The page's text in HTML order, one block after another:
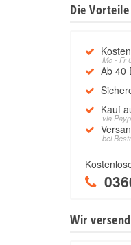
Die Vorteile
Mo - Fr
Ab 40
Kauf
via
bei
Wir